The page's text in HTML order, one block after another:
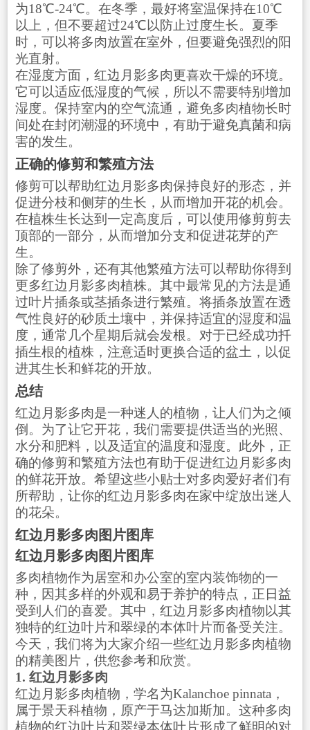
为18℃-24℃。在冬季，最好将室温保持在10℃
以上，但不要超过24℃以防止过度生长。夏季
时，可以将多肉放置在室外，但要避免强烈的阳
光直射。
在湿度方面，红边月影多肉更喜欢干燥的环境。
它可以适应低湿度的气候，所以不需要特别增加
湿度。保持室内的空气流通，避免多肉植物长时
间处在封闭潮湿的环境中，有助于避免真菌和病
害的发生。
正确的修剪和繁殖方法
修剪可以帮助红边月影多肉保持良好的形态，并
促进分枝和侧芽的生长，从而增加开花的机会。
在植株生长达到一定高度后，可以使用修剪剪去
顶部的一部分，从而增加分支和促进花芽的产
生。
除了修剪外，还有其他繁殖方法可以帮助你得到
更多红边月影多肉植株。其中最常见的方法是通
过叶片插条或茎插条进行繁殖。将插条放置在透
气性良好的砂质土壤中，并保持适宜的湿度和温
度，通常几个星期后就会发根。对于已经成功扦
插生根的植株，注意适时更换合适的盆土，以促
进其生长和鲜花的开放。
总结
红边月影多肉是一种迷人的植物，让人们为之倾
倒。为了让它开花，我们需要提供适当的光照、
水分和肥料，以及适宜的温度和湿度。此外，正
确的修剪和繁殖方法也有助于促进红边月影多肉
的鲜花开放。希望这些小贴士对多肉爱好者们有
所帮助，让你的红边月影多肉在家中绽放出迷人
的花朵。
红边月影多肉图片图库
红边月影多肉图片图库
多肉植物作为居室和办公室的室内装饰物的一
种，因其多样的外观和易于养护的特点，正日益
受到人们的喜爱。其中，红边月影多肉植物以其
独特的红边叶片和翠绿的本体叶片而备受关注。
今天，我们将为大家介绍一些红边月影多肉植物
的精美图片，供您参考和欣赏。
1. 红边月影多肉
红边月影多肉植物，学名为Kalanchoe pinnata，
属于景天科植物，原产于马达加斯加。这种多肉
植物的红边叶片和翠绿本体叶片形成了鲜明的对